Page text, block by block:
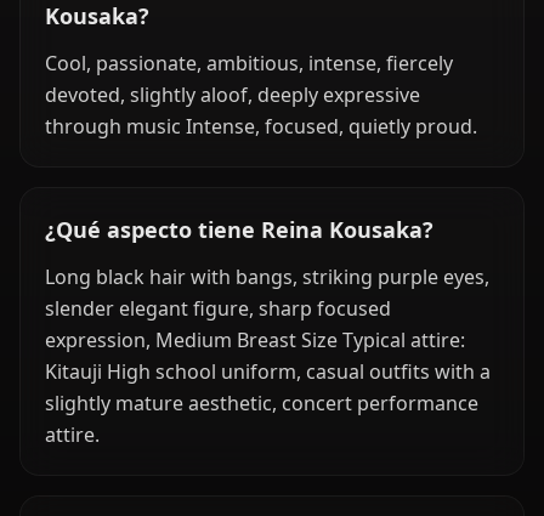
Kousaka?
Cool, passionate, ambitious, intense, fiercely
devoted, slightly aloof, deeply expressive
through music Intense, focused, quietly proud.
¿Qué aspecto tiene Reina Kousaka?
Long black hair with bangs, striking purple eyes,
slender elegant figure, sharp focused
expression, Medium Breast Size Typical attire:
Kitauji High school uniform, casual outfits with a
slightly mature aesthetic, concert performance
attire.